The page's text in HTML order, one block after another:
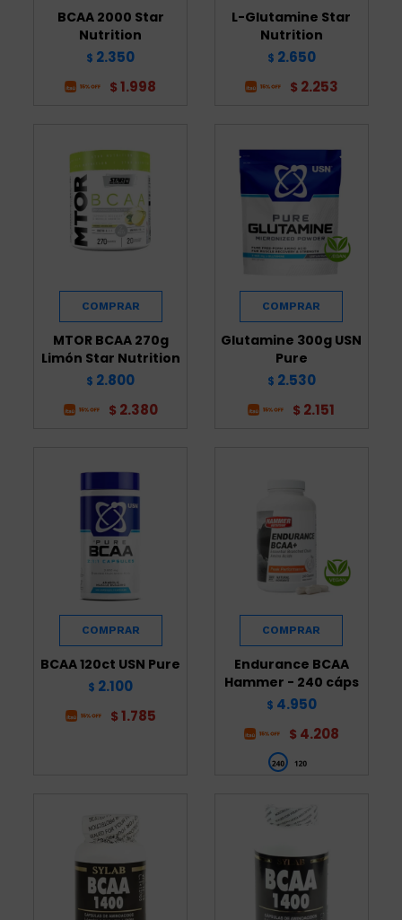
BCAA 2000 Star
Nutrition
$ 2.350
$ 1.998
L-Glutamine Star
Nutrition
$ 2.650
$ 2.253
MTOR BCAA 270g
Limón Star Nutrition
$ 2.800
$ 2.380
Glutamine 300g USN
Pure
$ 2.530
$ 2.151
BCAA 120ct USN Pure
$ 2.100
$ 1.785
Endurance BCAA
Hammer - 240 cáps
$ 4.950
$ 4.208